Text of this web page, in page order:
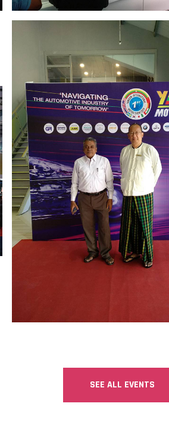
SEE ALL EVENTS